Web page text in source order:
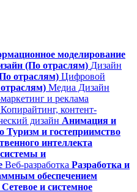
моделирование
(По отраслям) Дизайн
отраслям) Цифровой
Медиа Дизайн
и реклама
Копирайтинг, контент-
дизайн Анимация и
Туризм и гостеприимство
интеллекта
и
Веб-разработка Разработка и
обеспечением
Сетевое и системное